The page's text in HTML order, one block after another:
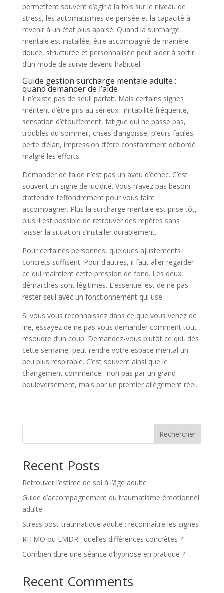
permettent souvent d’agir à la fois sur le niveau de
stress, les automatismes de pensée et la capacité à
revenir à un état plus apaisé. Quand la surcharge
mentale est installée, être accompagné de manière
douce, structurée et personnalisée peut aider à sortir
d’un mode de survie devenu habituel.
Guide gestion surcharge mentale adulte :
quand demander de l’aide
Il n’existe pas de seuil parfait. Mais certains signes
méritent d’être pris au sérieux : irritabilité fréquente,
sensation d’étouffement, fatigue qui ne passe pas,
troubles du sommeil, crises d’angoisse, pleurs faciles,
perte d’élan, impression d’être constamment débordé
malgré les efforts.
Demander de l’aide n’est pas un aveu d’échec. C’est
souvent un signe de lucidité. Vous n’avez pas besoin
d’attendre l’effondrement pour vous faire
accompagner. Plus la surcharge mentale est prise tôt,
plus il est possible de retrouver des repères sans
laisser la situation s’installer durablement.
Pour certaines personnes, quelques ajustements
concrets suffisent. Pour d’autres, il faut aller regarder
ce qui maintient cette pression de fond. Les deux
démarches sont légitimes. L’essentiel est de ne pas
rester seul avec un fonctionnement qui use.
Si vous vous reconnaissez dans ce que vous venez de
lire, essayez de ne pas vous demander comment tout
résoudre d’un coup. Demandez-vous plutôt ce qui, dès
cette semaine, peut rendre votre espace mental un
peu plus respirable. C’est souvent ainsi que le
changement commence : non pas par un grand
bouleversement, mais par un premier allègement réel.
Rechercher
Recent Posts
Retrouver l’estime de soi à l’âge adulte
Guide d’accompagnement du traumatisme émotionnel
adulte
Stress post-traumatique adulte : reconnaître les signes
RITMO ou EMDR : quelles différences concrètes ?
Combien dure une séance d’hypnose en pratique ?
Recent Comments